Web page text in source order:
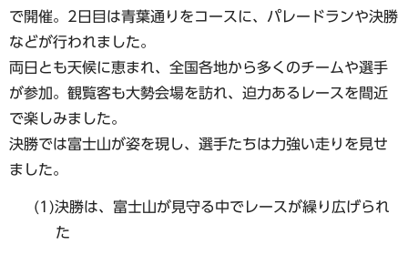
で開催。2日目は青葉通りをコースに、パレードランや決勝
などが行われました。
両日とも天候に恵まれ、全国各地から多くのチームや選手
が参加。観覧客も大勢会場を訪れ、迫力あるレースを間近
で楽しみました。
決勝では富士山が姿を現し、選手たちは力強い走りを見せ
ました。
(1)決勝は、富士山が見守る中でレースが繰り広げられ
た